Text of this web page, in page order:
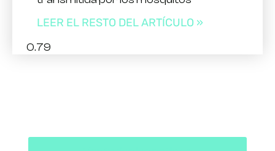
LEER EL RESTO DEL ARTÍCULO »